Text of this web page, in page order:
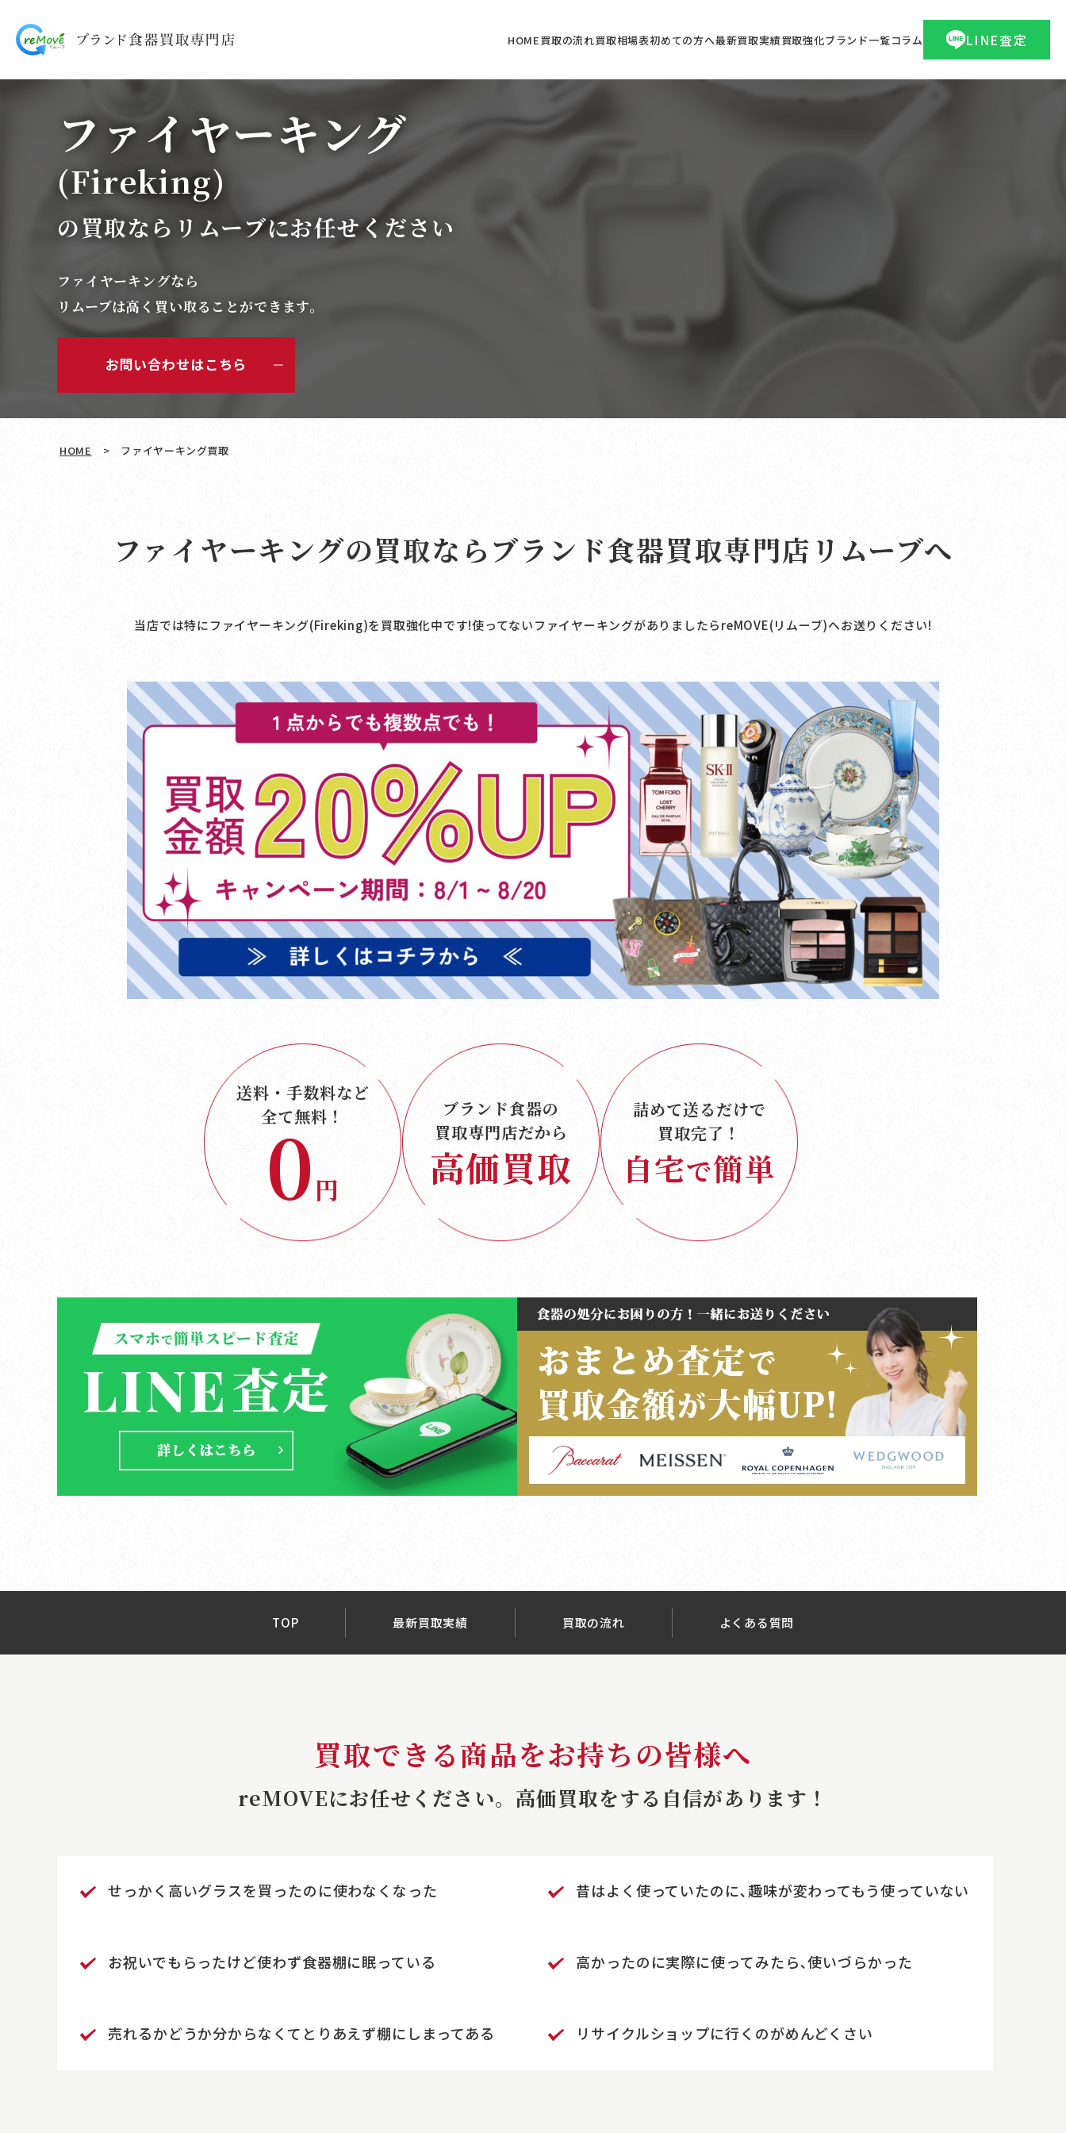
HOME買取の流れ買取相場表初めての方へ最新買取実績買取強化ブランド一覧コラム LINE査定
ファイヤーキング
(Fireking)
の買取ならリムーブにお任せください
ファイヤーキングなら
リムーブは高く買い取ることができます。
お問い合わせはこちら
HOME > ファイヤーキング買取
ファイヤーキングの買取ならブランド食器買取専門店リムーブへ
当店では特にファイヤーキング(Fireking)を買取強化中です!使ってないファイヤーキングがありましたらreMOVE(リムーブ)へお送りください!
送料・手数料など
全て無料！
0円
ブランド食器の
買取専門店だから
高価買取
詰めて送るだけで
買取完了！
自宅で簡単
TOP 最新買取実績 買取の流れ よくある質問
買取できる商品をお持ちの皆様へ
reMOVEにお任せください。 高価買取をする自信があります！
せっかく高いグラスを買ったのに使わなくなった 昔はよく使っていたのに､趣味が変わってもう使っていない
お祝いでもらったけど使わず食器棚に眠っている 高かったのに実際に使ってみたら､使いづらかった
売れるかどうか分からなくて とりあえず棚にしまってある リサイクルショップに行くのがめんどくさい